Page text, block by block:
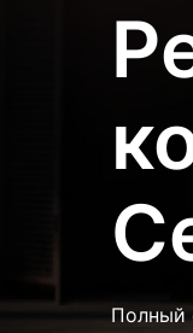
Полный